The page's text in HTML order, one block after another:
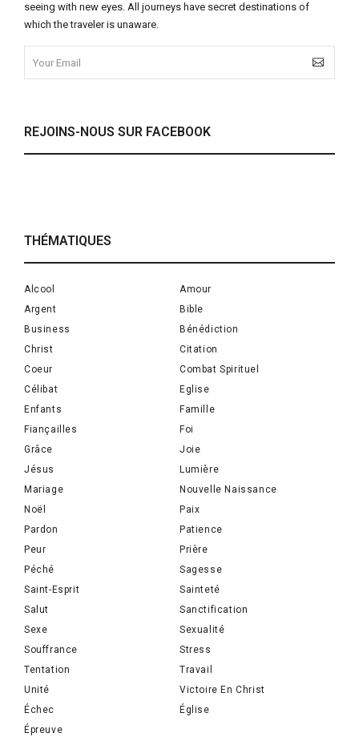
seeing with new eyes. All journeys have secret destinations of
which the traveler is unaware.
REJOINS-NOUS SUR FACEBOOK
THÉMATIQUES
Alcool
Amour
Argent
Bible
Business
Bénédiction
Christ
Citation
Coeur
Combat Spirituel
Célibat
Eglise
Enfants
Famille
Fiançailles
Foi
Grâce
Joie
Jésus
Lumière
Mariage
Nouvelle Naissance
Noël
Paix
Pardon
Patience
Peur
Prière
Péché
Sagesse
Saint-Esprit
Sainteté
Salut
Sanctification
Sexe
Sexualité
Souffrance
Stress
Tentation
Travail
Unité
Victoire En Christ
Échec
Église
Épreuve